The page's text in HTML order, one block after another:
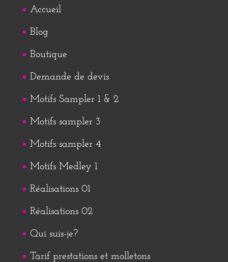
Accueil
Blog
Boutique
Demande de devis
Motifs Sampler 1 & 2
Motifs sampler 3
Motifs sampler 4
Motifs Medley 1
Réalisations 01
Réalisations 02
Qui suis-je?
Tarif prestations et molletons